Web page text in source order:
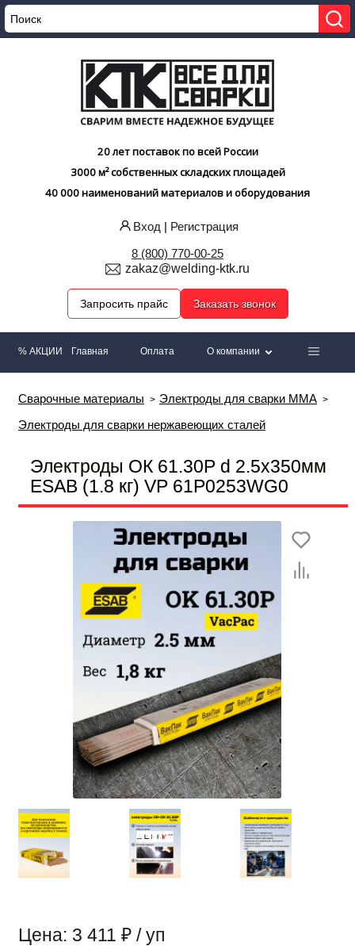
20 лет поставок по всей России
3000 м² собственных складских площадей
40 000 наименований материалов и оборудования
Вход | Регистрация
8 (800) 770-00-25
zakaz@welding-ktk.ru
Запросить прайс Заказать звонок
% АКЦИИ Главная Оплата О компании
Сварочные материалы
Электроды для сварки MMA
Электроды для сварки нержавеющих сталей
Электроды ОК 61.30Р d 2.5х350мм
ESAB (1.8 кг) VP 61P0253WG0
Цена: 3 411 ₽ / уп